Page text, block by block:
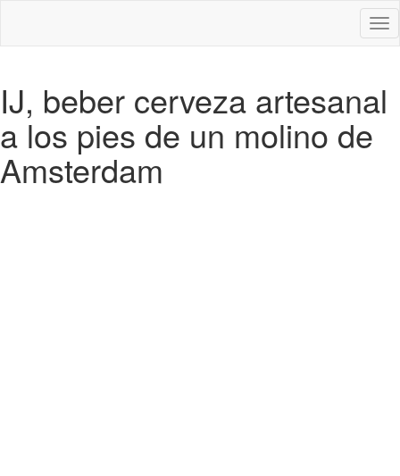
IJ, beber cerveza artesanal
a los pies de un molino de
Amsterdam